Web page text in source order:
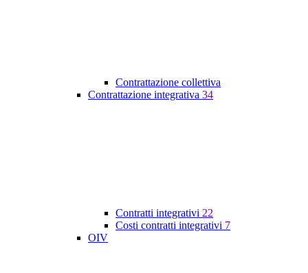
Contrattazione collettiva
Contrattazione integrativa 34
Contratti integrativi 22
Costi contratti integrativi 7
OIV